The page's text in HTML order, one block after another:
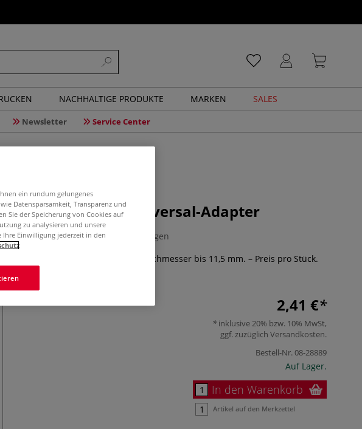
NACHHALTIGE PRODUKTE MARKEN SALES
Newsletter Service Center
ECOBRA Zirkel Universal-Adapter
0 Bewertungen
Zapfenstärke Ø 4 mm, Schaftdurchmesser bis 11,5 mm. – Preis pro Stück.
2,41 €
inklusive 20% bzw. 10% MwSt,
ggf. zuzüglich Versandkosten.
Bestell-Nr.08-28889
Auf Lager.
In den Warenkorb
Artikel auf den Merkzettel
ein rundum gelungenes
Datensparsamkeit, Transparenz und
Sie der Speicherung von Cookies auf
zu analysieren und unsere
Einwilligung jederzeit in den